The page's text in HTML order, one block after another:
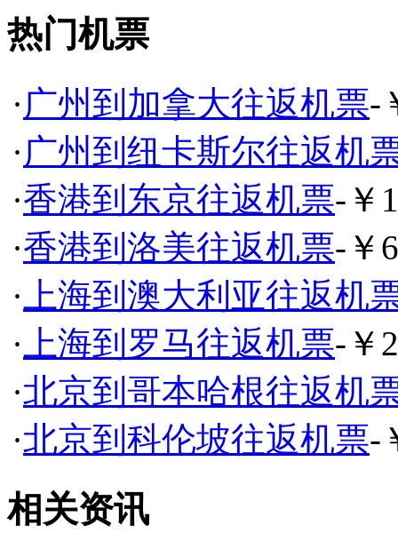
热门机票
·广州到加拿大往返机票-
·广州到纽卡斯尔往返机
·香港到东京往返机票-￥
·香港到洛美往返机票-￥
· 上海到澳大利亚往返机
· 上海到罗马往返机票-￥
·北京到哥本哈根往返机
·北京到科伦坡往返机票-
相关资讯